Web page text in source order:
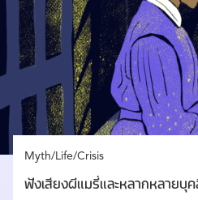
Myth/Life/Crisis
ฟังเสียงผีแมรี่และหลากหลายบุ